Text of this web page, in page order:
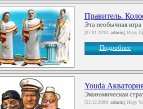
Правитель.
Эта необычная игра
[07.01.2010: admin], Игру
Подробнее
Youda
Экономическая
[22.12.2009: admin], Игру